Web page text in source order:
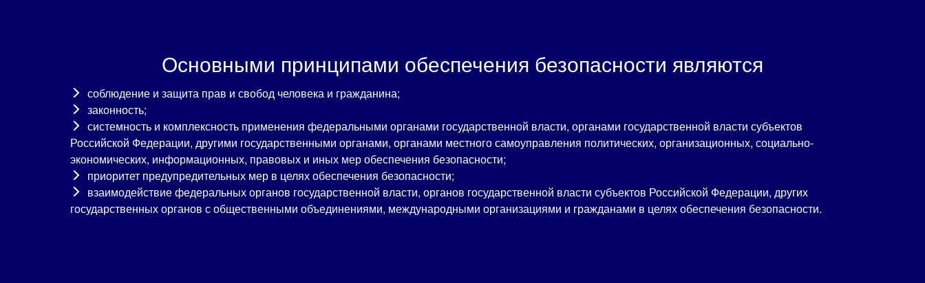
Основными принципами обеспечения безопасности являются
соблюдение и защита прав и свобод человека и гражданина;
законность;
системность и комплексность применения федеральными органами государственной власти, органами государственной власти субъектов
Российской Федерации, другими государственными органами, органами местного самоуправления политических, организационных, социально-
экономических, информационных, правовых и иных мер обеспечения безопасности;
приоритет предупредительных мер в целях обеспечения безопасности;
взаимодействие федеральных органов государственной власти, органов государственной власти субъектов Российской Федерации, других
государственных органов с общественными объединениями, международными организациями и гражданами в целях обеспечения безопасности.